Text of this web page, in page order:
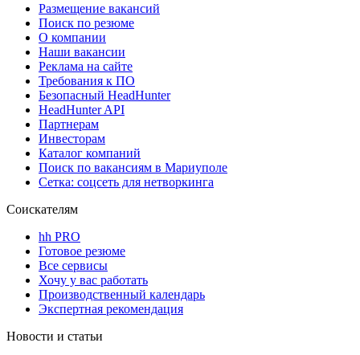
Размещение вакансий
Поиск по резюме
О компании
Наши вакансии
Реклама на сайте
Требования к ПО
Безопасный HeadHunter
HeadHunter API
Партнерам
Инвесторам
Каталог компаний
Поиск по вакансиям в Мариуполе
Сетка: соцсеть для нетворкинга
Соискателям
hh PRO
Готовое резюме
Все сервисы
Хочу у вас работать
Производственный календарь
Экспертная рекомендация
Новости и статьи